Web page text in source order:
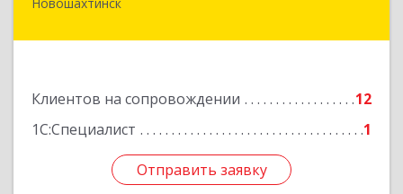
Клиентов на сопровождении
12
1С:Специалист
1
Отправить заявку
346901, Ростовская обл, Новошахтинск г,
Отправить заявку